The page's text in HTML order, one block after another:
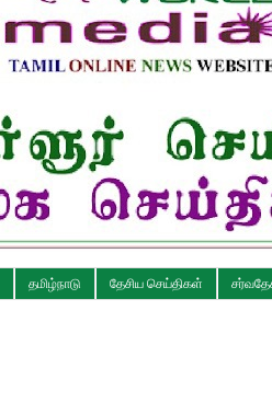
தமிழ்நாடு தேசிய செய்திகள்